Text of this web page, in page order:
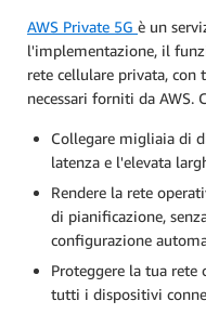
AWS Private 5G è un
l'implementazione, il
rete cellulare privata,
necessari forniti da AWS.
Collegare migliaia di
latenza e l'elevata
Rendere la rete
di pianificazione,
configurazione
Proteggere la tua rete
tutti i dispositivi